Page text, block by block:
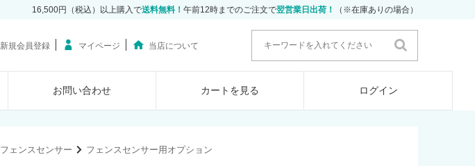
16,500円（税込）以上購入で送料無料！ 午前12時までのご注文で翌営業日出荷！ （※在庫ありの場合）
新規会員登録 マイページ 当店について
お問い合わせ カートを見る ログイン
フェンスセンサー フェンスセンサー用オプション